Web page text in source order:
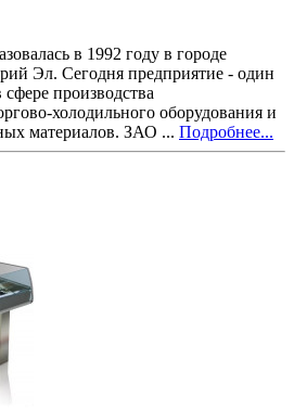
в 1992 году в городе
Эл. Сегодня предприятие - один
производства
холодильного оборудования и
материалов. ЗАО ... Подробнее...